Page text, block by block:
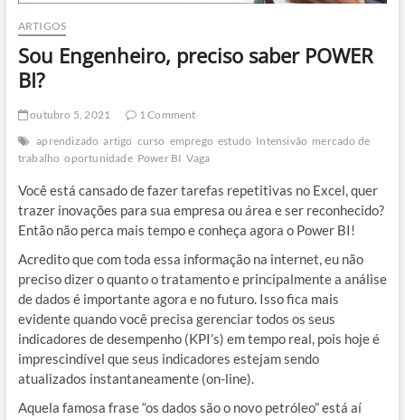
ARTIGOS
Sou Engenheiro, preciso saber POWER
BI?
outubro 5, 2021
1 Comment
aprendizado artigo curso emprego estudo Intensivão mercado de
trabalho oportunidade Power BI Vaga
Você está cansado de fazer tarefas repetitivas no Excel, quer
trazer inovações para sua empresa ou área e ser reconhecido?
Então não perca mais tempo e conheça agora o Power BI!
Acredito que com toda essa informação na internet, eu não
preciso dizer o quanto o tratamento e principalmente a análise
de dados é importante agora e no futuro. Isso fica mais
evidente quando você precisa gerenciar todos os seus
indicadores de desempenho (KPI’s) em tempo real, pois hoje é
imprescindível que seus indicadores estejam sendo
atualizados instantaneamente (on-line).
Aquela famosa frase “os dados são o novo petróleo” está aí